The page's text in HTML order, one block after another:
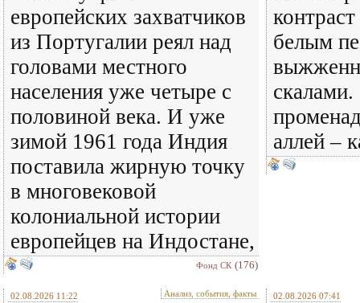
европейских захватчиков
из Португалии реял над
головами местного
населения уже четыре с
половиной века. И уже
зимой 1961 года Индия
поставила жирную точку
в многовековой
колониальной истории
европейцев на Индостане,
Фонд СК (176)
белым
скалами.
аллей –
02.08.2026 11:22 Анализ, события, факты 02.08.2026 07:41